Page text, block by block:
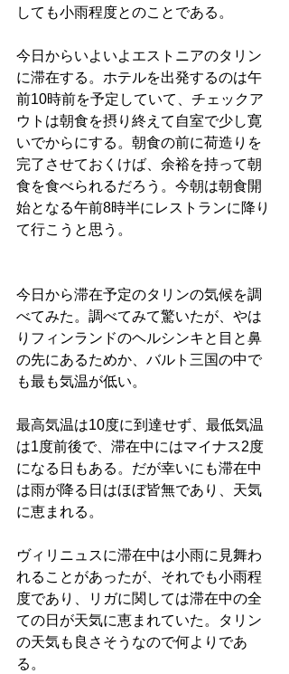
しても小雨程度とのことである。
今日からいよいよエストニアのタリン
に滞在する。ホテルを出発するのは午
前10時前を予定していて、チェックア
ウトは朝食を摂り終えて自室で少し寛
いでからにする。朝食の前に荷造りを
完了させておくけば、余裕を持って朝
食を食べられるだろう。今朝は朝食開
始となる午前8時半にレストランに降り
て行こうと思う。
今日から滞在予定のタリンの気候を調
べてみた。調べてみて驚いたが、やは
りフィンランドのヘルシンキと目と鼻
の先にあるためか、バルト三国の中で
も最も気温が低い。
最高気温は10度に到達せず、最低気温
は1度前後で、滞在中にはマイナス2度
になる日もある。だが幸いにも滞在中
は雨が降る日はほぼ皆無であり、天気
に恵まれる。
ヴィリニュスに滞在中は小雨に見舞わ
れることがあったが、それでも小雨程
度であり、リガに関しては滞在中の全
ての日が天気に恵まれていた。タリン
の天気も良さそうなので何よりであ
る。